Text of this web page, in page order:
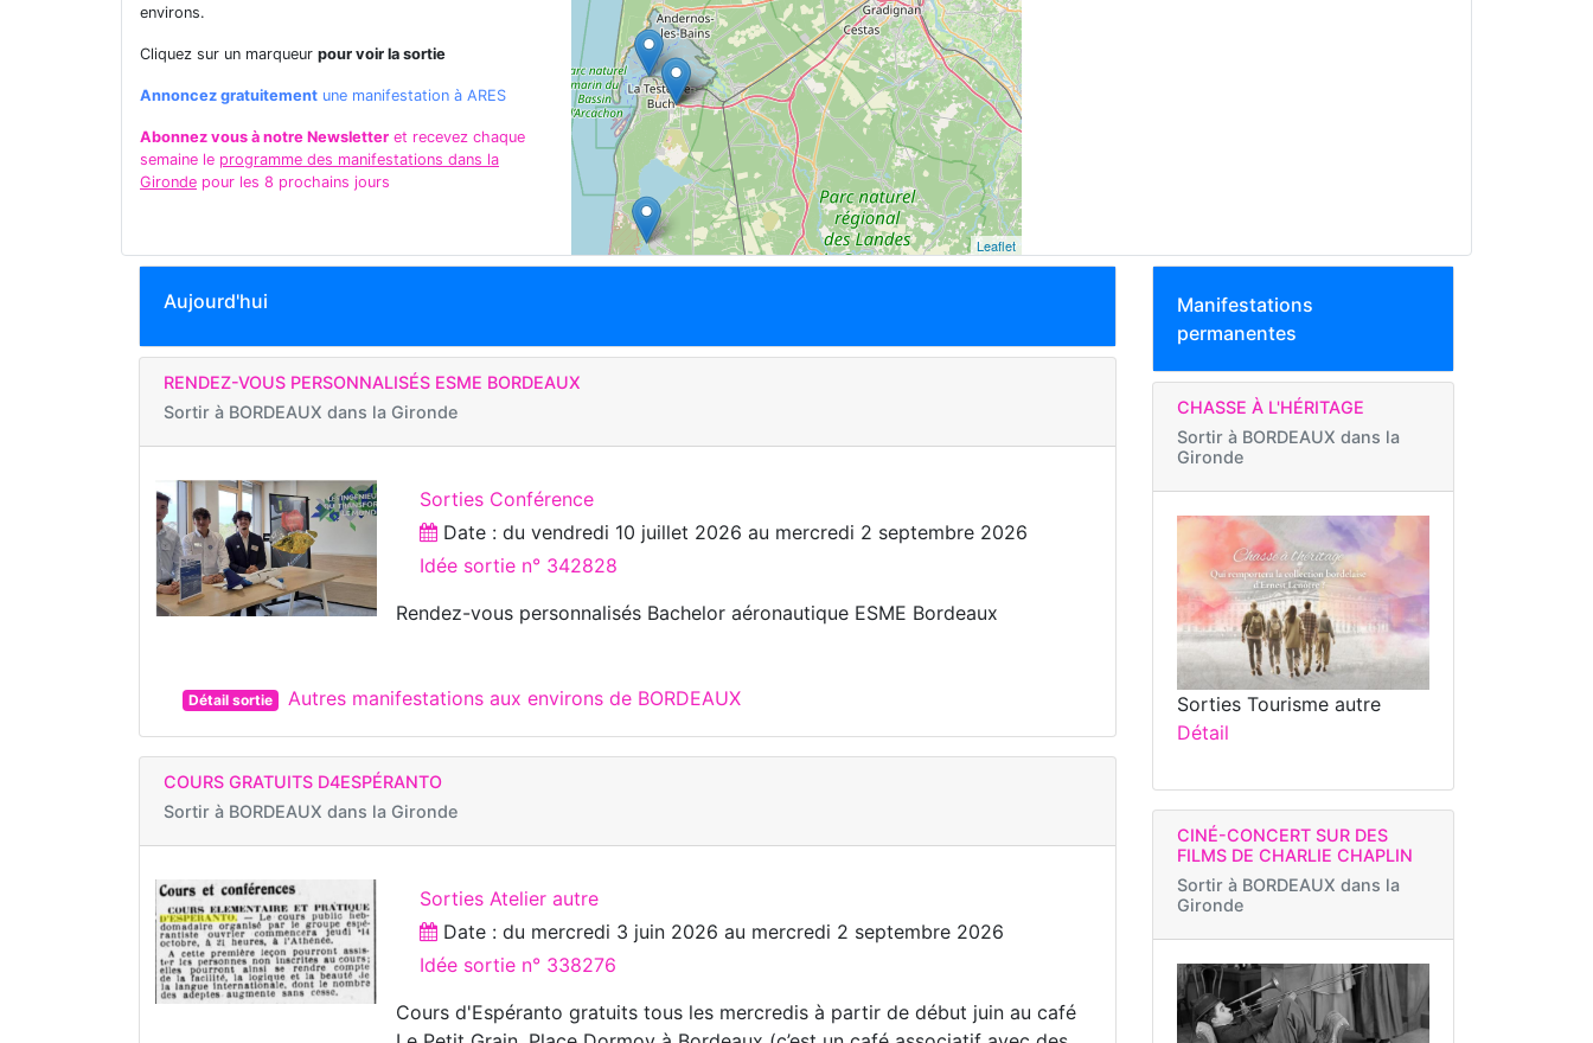
environs.
Cliquez sur un marqueur pour voir la sortie
Annoncez gratuitement une manifestation à ARES
Abonnez vous à notre Newsletter et recevez chaque
semaine le programme des manifestations dans la
Gironde pour les 8 prochains jours
Leaflet
Aujourd'hui
RENDEZ-VOUS PERSONNALISÉS ESME BORDEAUX
Sortir à BORDEAUX dans la Gironde
Sorties Conférence
Date : duvendredi 10 juillet 2026 au mercredi 2 septembre 2026
Idée sortie n° 342828
Rendez-vous personnalisés Bachelor aéronautique ESME Bordeaux
Détail sortie Autres manifestations aux environs de BORDEAUX
COURS GRATUITS D4ESPÉRANTO
Sortir à BORDEAUX dans la Gironde
Sorties Atelier autre
Date : du mercredi 3 juin 2026 au mercredi 2 septembre 2026
Idée sortie n° 338276
Cours d'Espéranto gratuits tous les mercredis à partir de début juin au café
Manifestations
permanentes
CHASSE À L'HÉRITAGE
Sortir à BORDEAUX dans la
Gironde
Sorties Tourisme autre
Détail
CINÉ-CONCERT SUR DES
FILMS DE CHARLIE CHAPLIN
Sortir à BORDEAUX dans la
Gironde